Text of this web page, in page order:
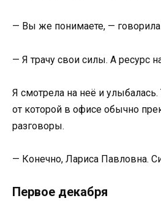
— Вы же понимаете, —
— Я трачу свои силы. А ресурс
Я смотрела на неё и
от которой в офисе обычно
разговоры.
— Конечно, Лариса Павловна.
Первое декабря